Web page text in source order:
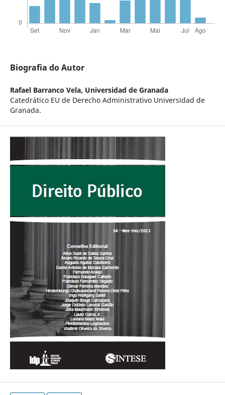
Biografia do Autor
Rafael Barranco Vela, Universidad de Granada
Catedrático EU de Derecho Administrativo Universidad de
Granada.